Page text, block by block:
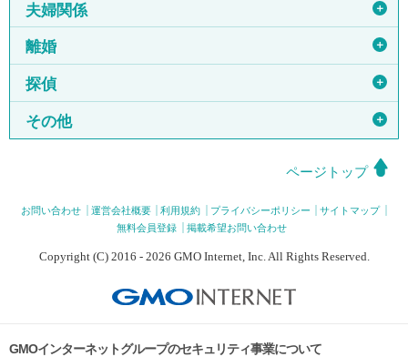
夫婦関係 ＋
離婚 ＋
探偵 ＋
その他 ＋
ページトップ
お問い合わせ 運営会社概要 利用規約 プライバシーポリシー
サイトマップ
無料会員登録
掲載希望お問い合わせ
Copyright (C) 2016 - 2026 GMO Internet, Inc. All Rights Reserved.
GMOインターネットグループのセキュリティ事業について